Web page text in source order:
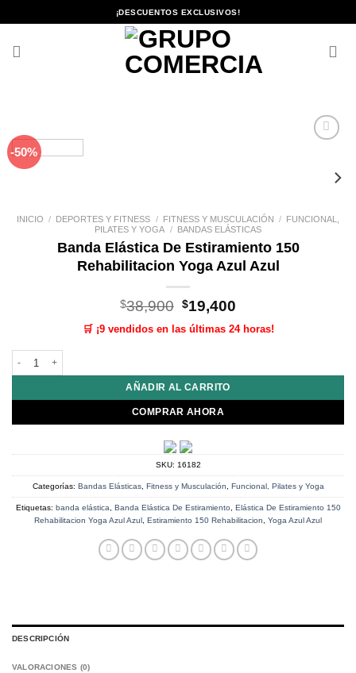
al
¡DESCUENTOS EXCLUSIVOS!
-50%
lista de
deseos
INICIO / DEPORTES Y FITNESS / FITNESS Y MUSCULACIÓN / FUNCIONAL,
PILATES Y YOGA / BANDAS ELÁSTICAS
Banda Elástica De Estiramiento 150
Rehabilitacion Yoga Azul Azul
$38,900 El
precio
original
$19,400
actual
🛒 ¡9 vendidos en las últimas 24 horas!
AÑADIR AL CARRITO
COMPRAR AHORA
SKU: 16182
Categorías: Bandas Elásticas, Fitness y Musculación Funcional, Pilates y Yoga
Etiquetas: banda elástica Banda Elástica De Estiramiento
Elástica De Estiramiento 150
Rehabilitacion Yoga Azul Azul Estiramiento 150 Rehabilitacion Yoga Azul Azul
DESCRIPCIÓN
VALORACIONES (0)